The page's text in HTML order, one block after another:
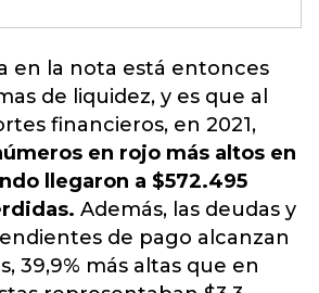
en la nota está entonces
de liquidez, y es que al
financieros, en 2021,
en rojo más altos en
llegaron a $572.495
Además, las deudas y
de pago alcanzan
39,9% más altas que en